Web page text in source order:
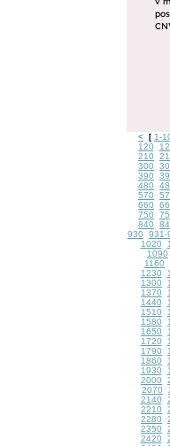
< [ 1-
120
210
300
390
480
570
660
750
840
930
931-
1020
1090
1160
1230
1300
1370
1440
1510
1580
1650
1720
1790
1860
1930
2000
2070
2140
2210
2280
2350
2420